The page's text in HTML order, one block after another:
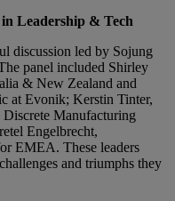
in Leadership & Tech
discussion led by Sojung
panel included Shirley
& New Zealand and
at Evonik; Kerstin Tinter,
Manufacturing
Engelbrecht,
EMEA. These leaders
and triumphs they